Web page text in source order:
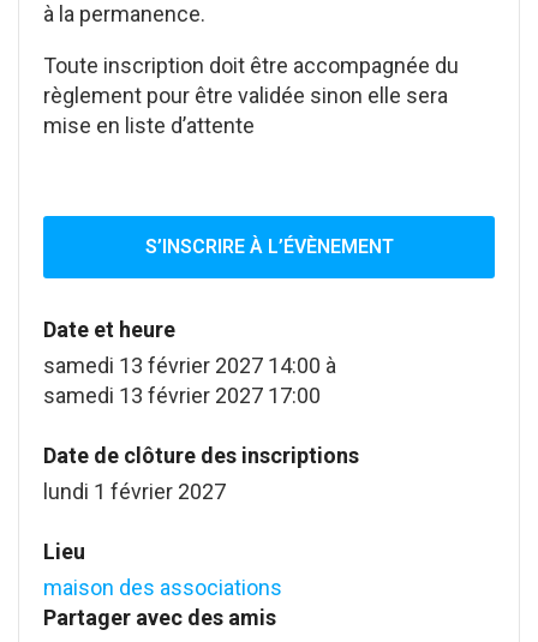
à la permanence.
Toute inscription doit être accompagnée du
règlement pour être validée sinon elle sera
mise en liste d’attente
S’INSCRIRE À L’ÉVÈNEMENT
Date et heure
samedi 13 février 2027 14:00 à
samedi 13 février 2027 17:00
Date de clôture des inscriptions
lundi 1 février 2027
Lieu
maison des associations
Partager avec des amis